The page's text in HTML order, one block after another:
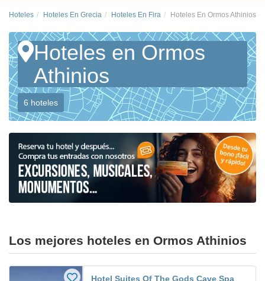
Hoteles Hoteles En Grecia Hoteles En Fira Hoteles En Ormos Athinios
Hoteles en Ormos
Athinios
6 hoteles
Los mejores hoteles en Ormos Athinios
Hotel Suites Of The Gods Cave Spa